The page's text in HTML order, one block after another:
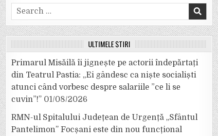
Search
for:
ULTIMELE ȘTIRI
Primarul Misăilă îi jignește pe actorii îndepărtați
din Teatrul Pastia: „Ei gândesc ca niște socialiști
atunci când vorbesc despre salariile ”ce li se
cuvin”!” 01/08/2026
RMN-ul Spitalului Județean de Urgență „Sfântul
Pantelimon” Focșani este din nou funcțional